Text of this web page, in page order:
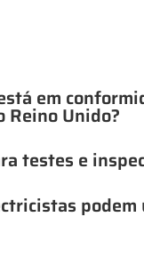
em
Reino Unido?
testes e